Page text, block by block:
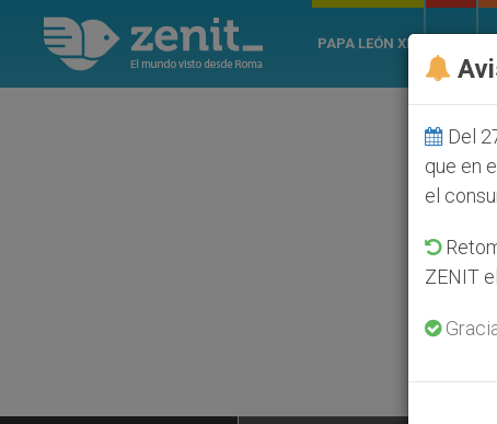
PAPA LEÓN XIV
Del
que en
el
ZENIT